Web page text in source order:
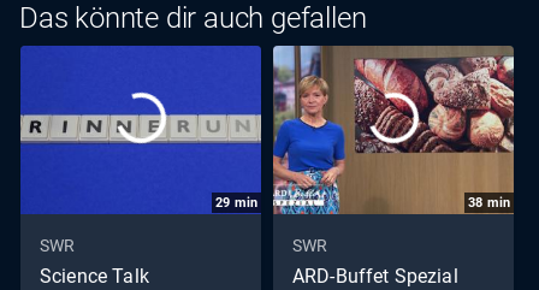
Das könnte dir auch gefallen
29 min
SWR
Science Talk
38 min
SWR
ARD-Buffet Spezial